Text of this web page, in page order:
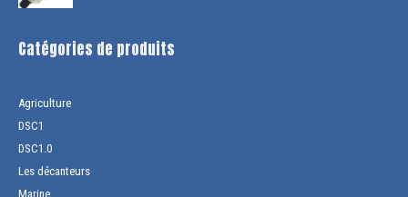
Catégories de produits
Agriculture
DSC1
DSC1.0
Les décanteurs
Marine